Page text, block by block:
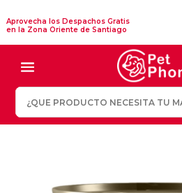
Aprovecha los Despachos Gratis
en la Zona Oriente de Santiago